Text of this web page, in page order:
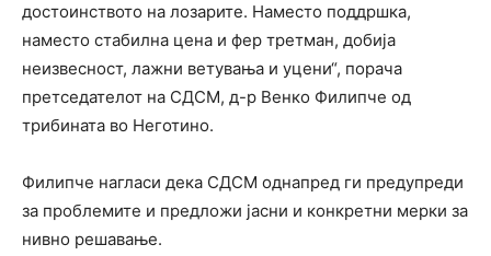
достоинството на лозарите. Наместо поддршка,
наместо стабилна цена и фер третман, добија
неизвесност, лажни ветувања и уцени“, порача
претседателот на СДСМ, д-р Венко Филипче од
трибината во Неготино.
Филипче нагласи дека СДСМ однапред ги предупреди
за проблемите и предложи јасни и конкретни мерки за
нивно решавање.